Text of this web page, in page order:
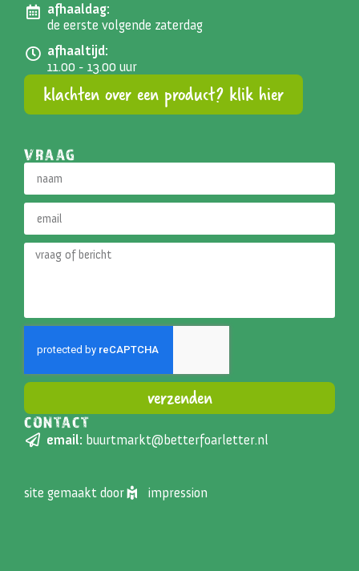
afhaaldag:
de eerste volgende zaterdag
afhaaltijd:
11.00 - 13.00 uur
klachten over een product? klik hier
VRAAG
verzenden
Alternative:
CONTACT
email: buurtmarkt@betterfoarletter.nl
site gemaakt door impression